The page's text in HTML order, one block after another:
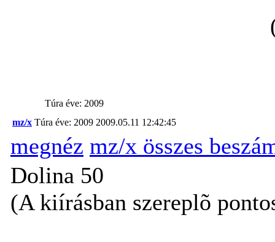
Túra éve: 2009
mz/x Túra éve: 2009 2009.05.11 12:42:45
megnéz mz/x összes
Dolina 50
(A kiírásban szereplõ